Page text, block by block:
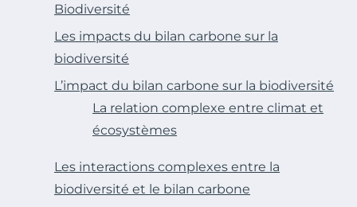
Biodiversité
Les impacts du bilan carbone sur la
biodiversité
L’impact du bilan carbone sur la biodiversité
La relation complexe entre climat et
écosystèmes
Les interactions complexes entre la
biodiversité et le bilan carbone